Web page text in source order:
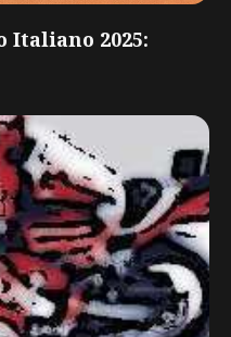
Italiano 2025: